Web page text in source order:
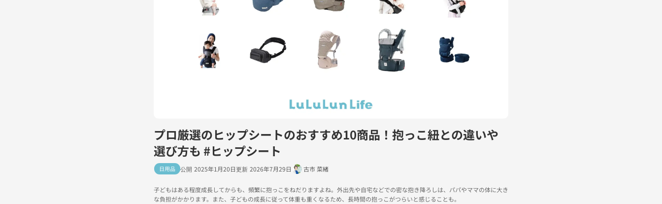
プロ厳選のヒップシートのおすすめ10商品！抱っこ紐との違いや
選び方も #ヒップシート
日用品 2025年1月20日 2026年7月29日 古市 菜緒
子どもはある程度成長してからも、頻繁に抱っこをねだりますよね。外出先や自宅などでの密な抱き降ろしは、パパやママの体に大き
な負担がかかります。また、子どもの成長に従って体重も重くなるため、長時間の抱っこがつらいと感じることも。